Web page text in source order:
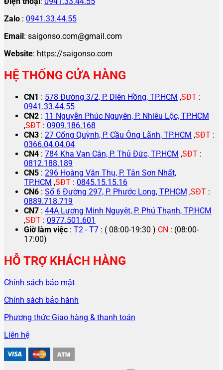
Zalo : 0941.33.44.55
Email: saigonso.com@gmail.com
Website: https://saigonso.com
HỆ THỐNG CỬA HÀNG
CN1 : 578 Đường 3/2, P. Diên Hồng, TP.HCM ,SĐT :
0941.33.44.55
CN2 : 11 Nguyễn Phúc Nguyên, P. Nhiêu Lộc, TP.HCM
,SĐT : 0909.186.168
CN3 : 27 Cống Quỳnh, P. Cầu Ông Lãnh, TP.HCM ,SĐT :
0366.04.04.04
CN4 : 784 Kha Vạn Cân, P. Thủ Đức, TP.HCM ,SĐT :
0812.188.189
CN5 : 296 Hoàng Văn Thụ, P. Tân Sơn Nhất,
TP.HCM ,SĐT : 0845.15.15.16
CN6 : Số 6 Đường 297, P. Phước Long, TP.HCM ,SĐT :
0889.718.719
CN7 : 44A Lương Minh Nguyệt, P. Phú Thạnh, TP.HCM
,SĐT : 0977.501.601
Giờ làm việc : T2 - T7 : ( 08:00-19:30 ) CN : (08:00-
17:00)
HỖ TRỢ KHÁCH HÀNG
Chính sách bảo mật
Chính sách bảo hành
Phương thức Giao hàng & thanh toán
Liên hệ